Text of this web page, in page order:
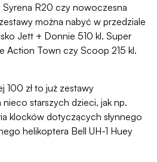
R20 czy nowoczesna
można nabyć w przedziale
Jett + Donnie 510 kl. Super
Action Town czy Scoop 215 kl.
100 zł to już zestawy
starszych dzieci, jak np.
klocków dotyczących słynnego
helikoptera Bell UH-1 Huey